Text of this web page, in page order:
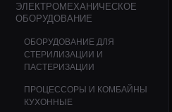
ЭЛЕКТРОМЕХАНИЧЕСКОЕ
ОБОРУДОВАНИЕ
ОБОРУДОВАНИЕ ДЛЯ
СТЕРИЛИЗАЦИИ И
ПАСТЕРИЗАЦИИ
ПРОЦЕССОРЫ И КОМБАЙНЫ
КУХОННЫЕ